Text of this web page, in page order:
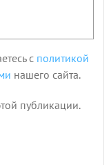
с политикой
нашего сайта.
публикации.